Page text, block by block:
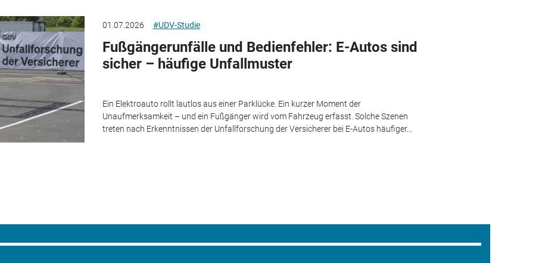
01.07.2026 #UDV-Studie
Fußgängerunfälle und Bedienfehler: E-Autos sind
sicher – häufige Unfallmuster
Ein Elektroauto rollt lautlos aus einer Parklücke. Ein kurzer Moment der
Unaufmerksamkeit – und ein Fußgänger wird vom Fahrzeug erfasst. Solche Szenen
treten nach Erkenntnissen der Unfallforschung der Versicherer bei E-Autos häufiger...